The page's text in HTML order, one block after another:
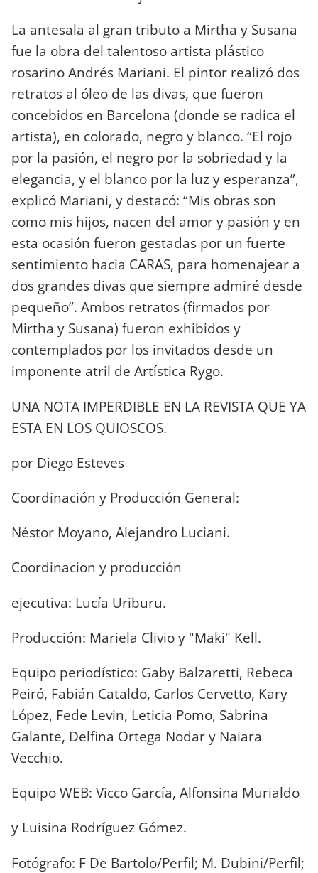
La antesala al gran tributo a Mirtha y Susana
fue la obra del talentoso artista plástico
rosarino Andrés Mariani. El pintor realizó dos
retratos al óleo de las divas, que fueron
concebidos en Barcelona (donde se radica el
artista), en colorado, negro y blanco. “El rojo
por la pasión, el negro por la sobriedad y la
elegancia, y el blanco por la luz y esperanza”,
explicó Mariani, y destacó: “Mis obras son
como mis hijos, nacen del amor y pasión y en
esta ocasión fueron gestadas por un fuerte
sentimiento hacia CARAS, para homenajear a
dos grandes divas que siempre admiré desde
pequeño”. Ambos retratos (firmados por
Mirtha y Susana) fueron exhibidos y
contemplados por los invitados desde un
imponente atril de Artística Rygo.
UNA NOTA IMPERDIBLE EN LA REVISTA QUE YA
ESTA EN LOS QUIOSCOS.
por Diego Esteves
Coordinación y Producción General:
Néstor Moyano, Alejandro Luciani.
Coordinacion y producción
ejecutiva: Lucía Uriburu.
Producción: Mariela Clivio y "Maki" Kell.
Equipo periodístico: Gaby Balzaretti, Rebeca
Peiró, Fabián Cataldo, Carlos Cervetto, Kary
López, Fede Levin, Leticia Pomo, Sabrina
Galante, Delfina Ortega Nodar y Naiara
Vecchio.
Equipo WEB: Vicco García, Alfonsina Murialdo
y Luisina Rodríguez Gómez.
Fotógrafo: F De Bartolo/Perfil; M. Dubini/Perfil;